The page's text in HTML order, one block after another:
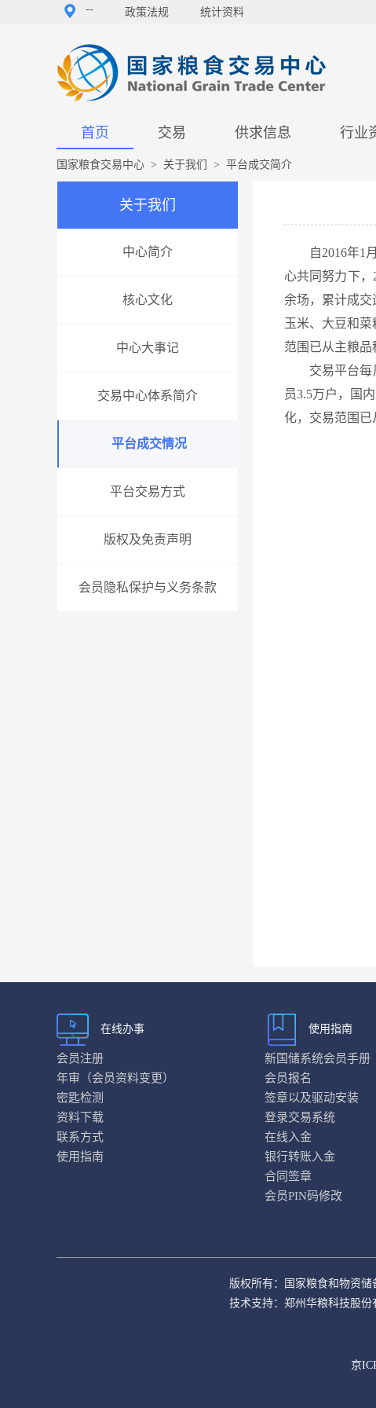
-- 政策法规 统计资料
首页 交易 供求信息 行业
国家粮食交易中心 > 关于我们 > 平台成交简介
关于我们
中心简介
核心文化
中心大事记
交易中心体系简介
平台成交情况
平台交易方式
版权及免责声明
会员隐私保护与义务条款
自2016年1
心共同努力下，
余场，累计成交
玉米、大豆和
范围已从主粮品
交易平台
员3.5万户，国
化，交易范围已
在线办事 使用指南
会员注册
年审（会员资料变更）
密匙检测
资料下载
联系方式
使用指南
新国储系统会员手册
会员报名
签章以及驱动安装
登录交易系统
在线入金
银行转账入金
合同签章
会员PIN码修改
版权所有：国家粮食和物资
技术支持：郑州华粮科技股份
京